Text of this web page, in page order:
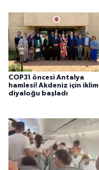
COP31 öncesi Antalya
hamlesi! Akdeniz için iklim
diyaloğu başladı